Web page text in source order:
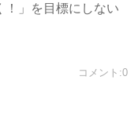
！」を目標にしない
コメント:0